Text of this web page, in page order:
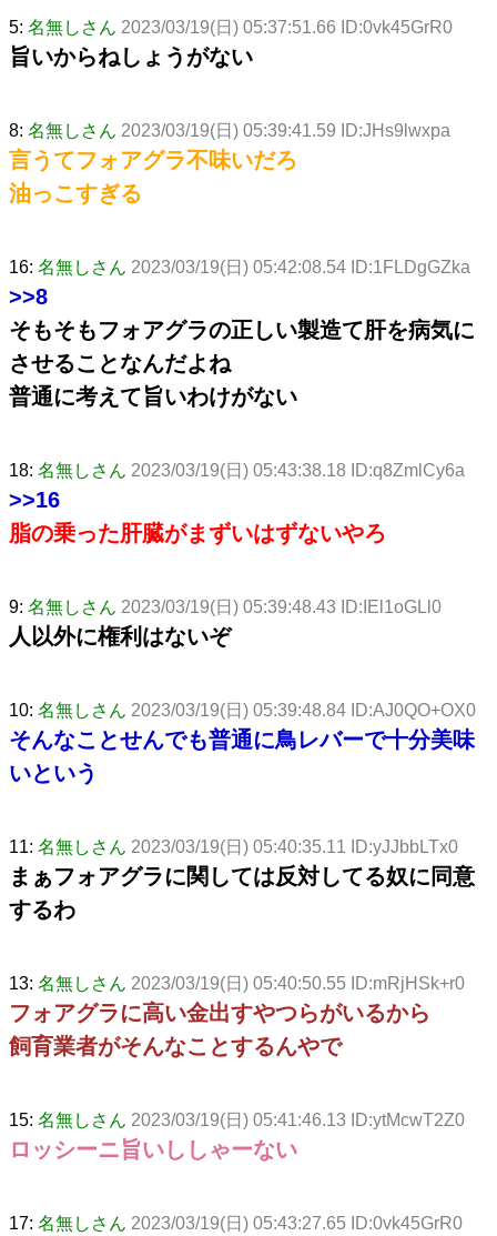
5: 名無しさん 2023/03/19(日) 05:37:51.66 ID:0vk45GrR0
旨いからねしょうがない
8: 名無しさん 2023/03/19(日) 05:39:41.59 ID:JHs9lwxpa
言うてフォアグラ不味いだろ
油っこすぎる
16: 名無しさん 2023/03/19(日) 05:42:08.54 ID:1FLDgGZka
>>8
そもそもフォアグラの正しい製造て肝を病気に
させることなんだよね
普通に考えて旨いわけがない
18: 名無しさん 2023/03/19(日) 05:43:38.18 ID:q8ZmlCy6a
>>16
脂の乗った肝臓がまずいはずないやろ
9: 名無しさん 2023/03/19(日) 05:39:48.43 ID:IEl1oGLl0
人以外に権利はないぞ
10: 名無しさん 2023/03/19(日) 05:39:48.84 ID:AJ0QO+OX0
そんなことせんでも普通に鳥レバーで十分美味
いという
11: 名無しさん 2023/03/19(日) 05:40:35.11 ID:yJJbbLTx0
まぁフォアグラに関しては反対してる奴に同意
するわ
13: 名無しさん 2023/03/19(日) 05:40:50.55 ID:mRjHSk+r0
フォアグラに高い金出すやつらがいるから
飼育業者がそんなことするんやで
15: 名無しさん 2023/03/19(日) 05:41:46.13 ID:ytMcwT2Z0
ロッシーニ旨いししゃーない
17: 名無しさん 2023/03/19(日) 05:43:27.65 ID:0vk45GrR0